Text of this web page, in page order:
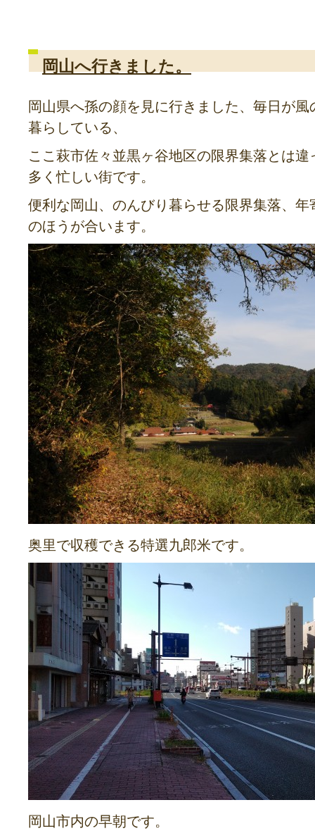
岡山へ行きました。
岡山県へ孫の顔を見に行きました、毎日が
暮らしている、
ここ萩市佐々並黒ヶ谷地区の限界集落とは
多く忙しい街です。
便利な岡山、のんびり暮らせる限界集落、
のほうが合います。
奥里で収穫できる特選九郎米です。
岡山市内の早朝です。